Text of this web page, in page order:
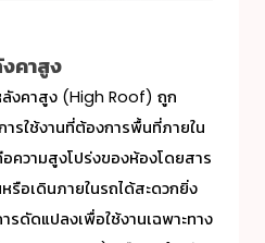
คาสูง
งคาสูง (High Roof) ถูก
รใช้งานที่ต้องการพื้นที่ภายใน
ความสูงโปร่งของห้องโดยสาร
รือเดินภายในรถได้สะดวกยิ่ง
รดัดแปลงเพื่อใช้งานเฉพาะทาง